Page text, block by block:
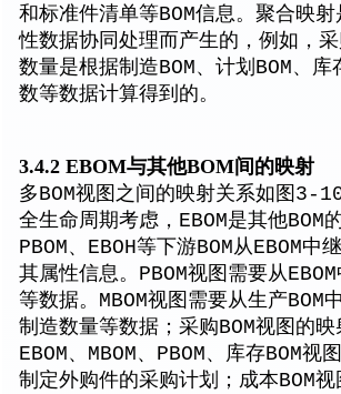
和标准件清单等BOM信息。聚合映射
性数据协同处理而产生的，例如，采
数量是根据制造BOM、计划BOM、
数等数据计算得到的。
3.4.2 EBOM与其他BOM间的映射
多BOM视图之间的映射关系如图3-
全生命周期考虑，EBOM是其他BOM
PBOM、EBOH等下游BOM从EBOM中
其属性信息。PBOM视图需要从
等数据。MBOM视图需要从生产BOM
制造数量等数据；采购BOM视图的
EBOM、MBOM、PBOM、库存BOM
制定外购件的采购计划；成本BOM